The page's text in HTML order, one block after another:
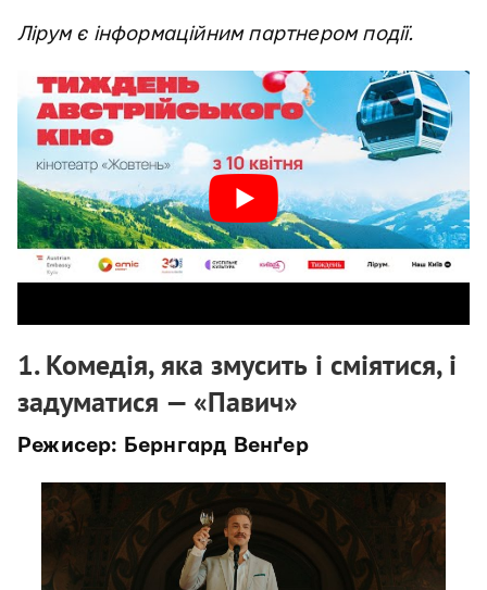
Лірум є інформаційним партнером події.
1. Комедія, яка змусить і сміятися, і
задуматися — «Павич»
Режисер: Бернгард Венґер